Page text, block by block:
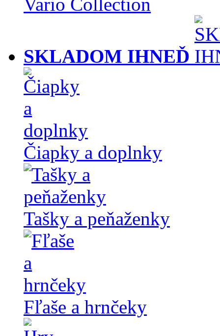
SKLADOM IHNEĎ
Čiapky a doplnky
Tašky a peňaženky
Fľaše a hrnčeky